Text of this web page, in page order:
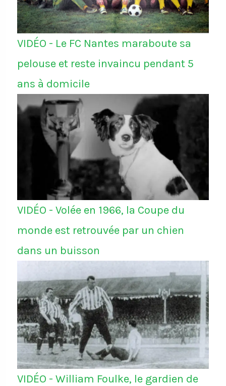
VIDÉO - Le FC Nantes maraboute sa
pelouse et reste invaincu pendant 5
ans à domicile
VIDÉO - Volée en 1966, la Coupe du
monde est retrouvée par un chien
dans un buisson
VIDÉO - William Foulke, le gardien de